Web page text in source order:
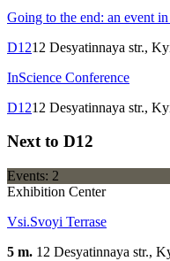
Going to the end: an event
D1212 Desyatinnaya str.,
InScience Conference
D1212 Desyatinnaya str.,
Next to D12
Events: 2
Exhibition Center
Vsi.Svoyi Terrase
5 m. 12 Desyatinnaya str.,